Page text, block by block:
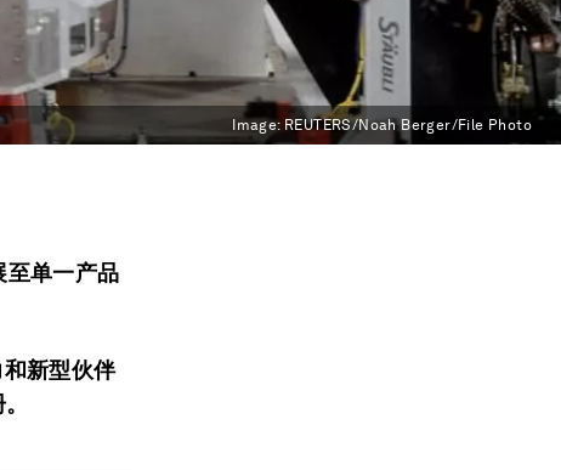
Image: REUTERS/Noah Berger/File Photo
至单一产品
新型伙伴